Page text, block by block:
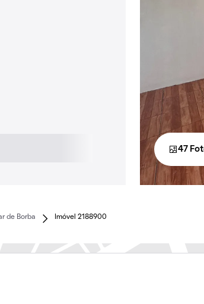
47
de Borba Imóvel 2188900